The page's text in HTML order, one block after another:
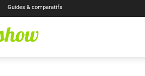
Guides & comparatifs